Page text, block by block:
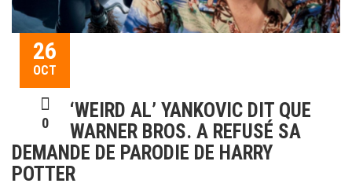
26
OCT
0
‘WEIRD AL’ YANKOVIC DIT QUE
WARNER BROS. A REFUSÉ SA
DEMANDE DE PARODIE DE HARRY
POTTER